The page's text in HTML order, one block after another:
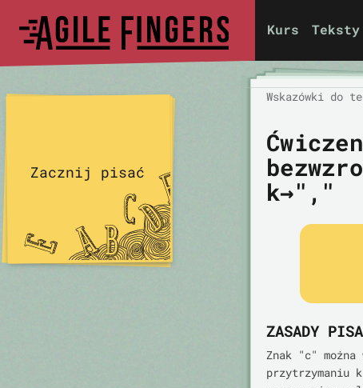
Kurs Teksty
Wskazówki do
k→","
ZASADY
Znak "c"
przytrzymaniu
Zacznij pisać